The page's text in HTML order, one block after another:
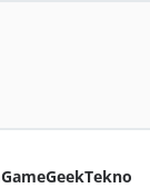
GameGeekTekno